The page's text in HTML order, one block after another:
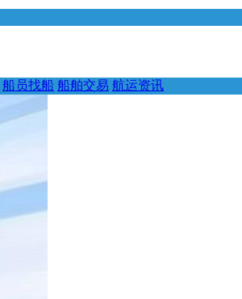
船员找船 船舶交易 航运资讯